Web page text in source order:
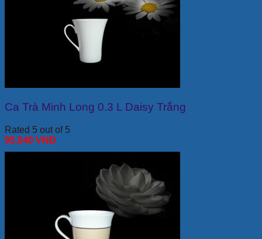
Ca Trà Minh Long 0.3 L Daisy Trắng
Rated 5 out of 5
95,040 VNĐ